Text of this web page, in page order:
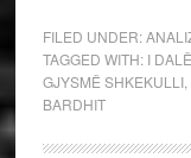
FILED UNDER:
TAGGED WITH: I
GJYSMË SHKEKULLI,
BARDHIT